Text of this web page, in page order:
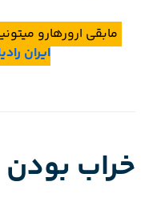
مابقی ارورهارو
ایران
خراب